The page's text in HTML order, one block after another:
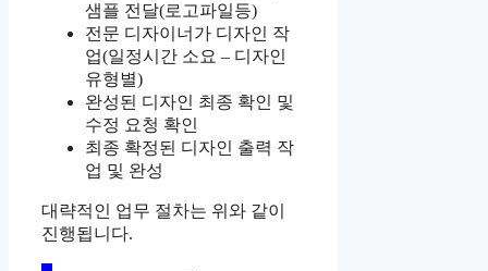
샘플 전달(로고파일등)
전문 디자이너가 디자인 작
업(일정시간 소요 – 디자인
유형별)
완성된 디자인 최종 확인 및
수정 요청 확인
최종 확정된 디자인 출력 작
업 및 완성
대략적인 업무 절차는 위와 같이
진행됩니다.